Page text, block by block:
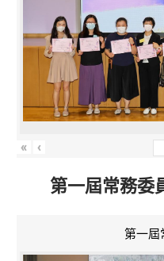
« ‹
第一屆常務
第一屆